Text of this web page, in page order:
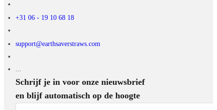
+31 06 - 19 10 68 18
support@earthsaverstraws.com
Schrijf je in voor onze nieuwsbrief
en blijf automatisch op de hoogte